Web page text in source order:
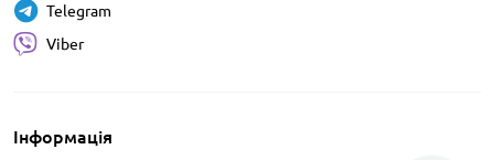
Інформація
Telegram
Viber